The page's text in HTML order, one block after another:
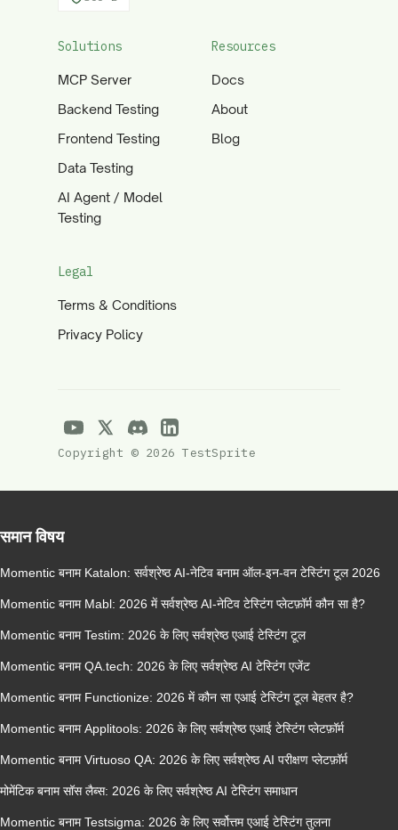
Solutions
MCP Server
Backend Testing
Frontend Testing
Data Testing
AI Agent / Model
Testing
Resources
Docs
About
Blog
Legal
Terms & Conditions
Privacy Policy
Copyright © 2026 TestSprite
समान विषय
Momentic बनाम Katalon: सर्वश्रेष्ठ AI-नेटिव बनाम ऑल-इन-वन टेस्टिंग टूल 2026
Momentic बनाम Mabl: 2026 में सर्वश्रेष्ठ AI-नेटिव टेस्टिंग प्लेटफ़ॉर्म कौन सा है?
Momentic बनाम Testim: 2026 के लिए सर्वश्रेष्ठ एआई टेस्टिंग टूल
Momentic बनाम QA.tech: 2026 के लिए सर्वश्रेष्ठ AI टेस्टिंग एजेंट
Momentic बनाम Functionize: 2026 में कौन सा एआई टेस्टिंग टूल बेहतर है?
Momentic बनाम Applitools: 2026 के लिए सर्वश्रेष्ठ एआई टेस्टिंग प्लेटफ़ॉर्म
Momentic बनाम Virtuoso QA: 2026 के लिए सर्वश्रेष्ठ AI परीक्षण प्लेटफ़ॉर्म
मोमेंटिक बनाम सॉस लैब्स: 2026 के लिए सर्वश्रेष्ठ AI टेस्टिंग समाधान
Momentic बनाम Testsigma: 2026 के लिए सर्वोत्तम एआई टेस्टिंग तुलना